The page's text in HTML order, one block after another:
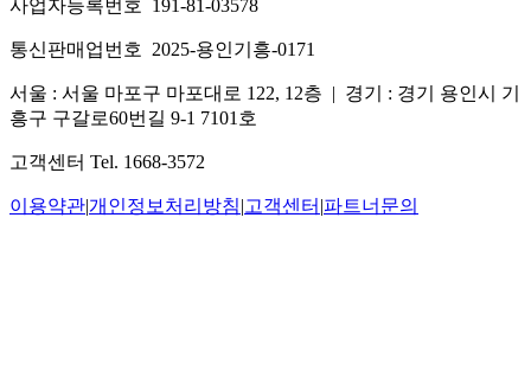
사업자등록번호 191-81-03578
통신판매업번호 2025-용인기흥-0171
서울 : 서울 마포구 마포대로 122, 12층 | 경기 : 경기 용인시 기
흥구 구갈로60번길 9-1 7101호
고객센터 Tel. 1668-3572
이용약관|개인정보처리방침|고객센터 |파트너문의